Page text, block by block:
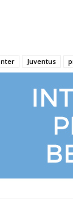
Juventus